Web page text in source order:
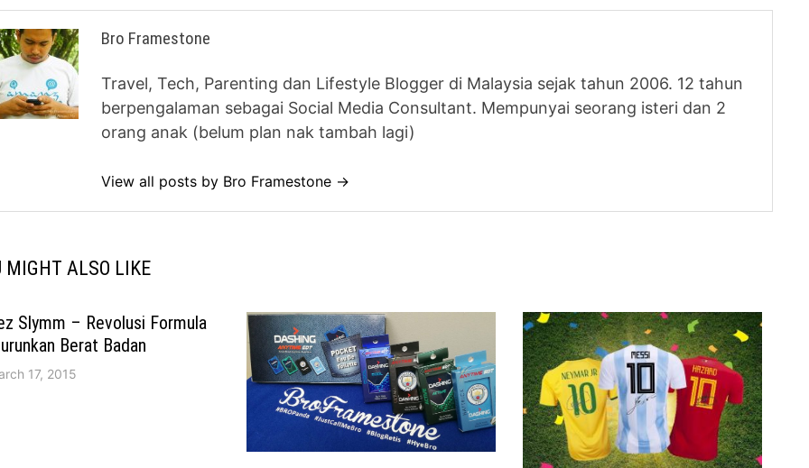
Bro Framestone
Travel, Tech, Parenting dan Lifestyle Blogger di Malaysia sejak tahun 2006. 12 tahun
berpengalaman sebagai Social Media Consultant. Mempunyai seorang isteri dan 2
orang anak (belum plan nak tambah lagi)
View all posts by Bro Framestone →
MIGHT ALSO LIKE
Slymm – Revolusi Formula
Berat Badan
17, 2015